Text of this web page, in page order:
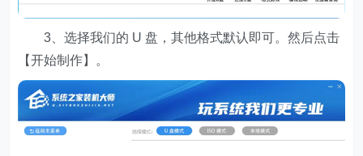
3、选择我们的 U 盘，其他格式默认即可。然后点击
【开始制作】。